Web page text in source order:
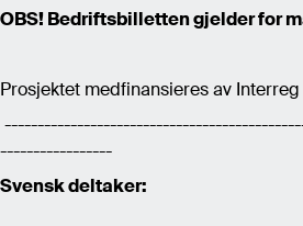
OBS! Bedriftsbilletten gjelder for
Prosjektet medfinansieres av
-----------------
Svensk deltaker: